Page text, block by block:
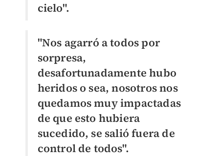
cielo".
"Nos agarró a todos por
sorpresa,
desafortunadamente hubo
heridos o sea, nosotros nos
quedamos muy impactadas
de que esto hubiera
sucedido, se salió fuera de
control de todos".